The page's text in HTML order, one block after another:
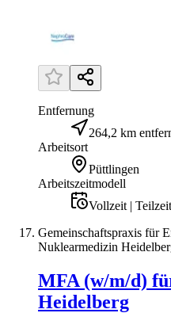
Entfernung
264,2 km
Arbeitsort
Püttlingen
Arbeitszeitmodell
Vollzeit | Teilzeit
Gemeinschaftspraxis für
Nuklearmedizin
MFA (w/m/d)
Heidelberg